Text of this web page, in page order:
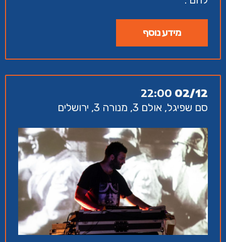
מידע נוסף
02/12
22:00
סם שפיגל, אולם 3, מנורה 3, ירושלים